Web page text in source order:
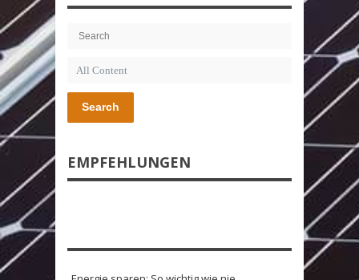
Search
EMPFEHLUNGEN